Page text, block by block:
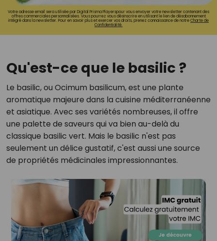
Votre adresse email sera utilisée par Digital Prisma Playerspour vous envoyer votre newsletter contenant des
offres commerciales personnalisées. Vous pourrez vous désinscrire en utilisant le lien de désabonnement
intégré dans la newsletter. Pour en savoir plus et exercer vos droits, prenez connaissance de notreCharte de
Confidentialité.
Qu'est-ce que le basilic ?
Le basilic, ou Ocimum basilicum, est une plante
aromatique majeure dans la cuisine méditerranéenne
et asiatique. Avec ses variétés nombreuses, il offre
une palette de saveurs qui va bien au-delà du
classique basilic vert. Mais le basilic n'est pas
seulement un délice gustatif, c'est aussi une source
de propriétés médicinales impressionnantes.